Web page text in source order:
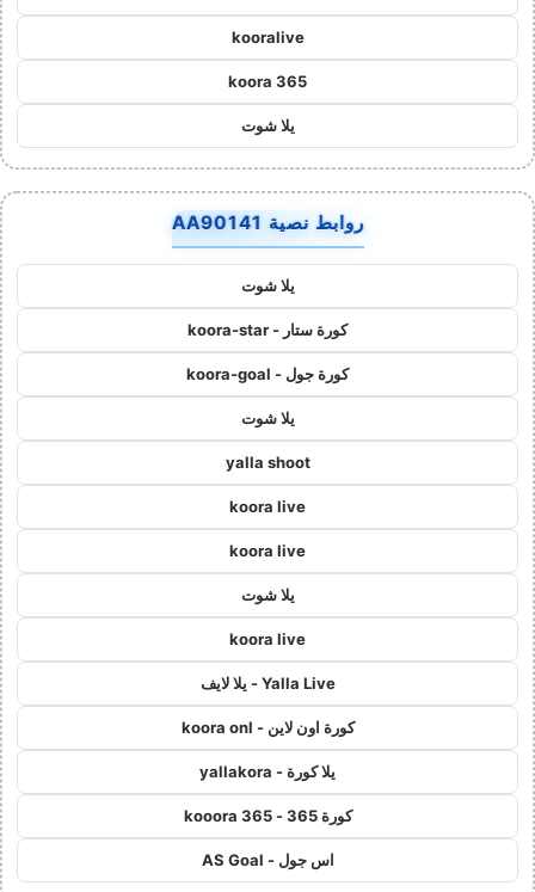
kooralive
koora 365
يلا شوت
روابط نصية AA90141
يلا شوت
كورة ستار - koora-star
كورة جول - koora-goal
يلا شوت
yalla shoot
koora live
koora live
يلا شوت
koora live
Yalla Live - يلا لايف
كورة اون لاين - koora onl
يلا كورة - yallakora
كورة 365 - kooora 365
اس جول - AS Goal